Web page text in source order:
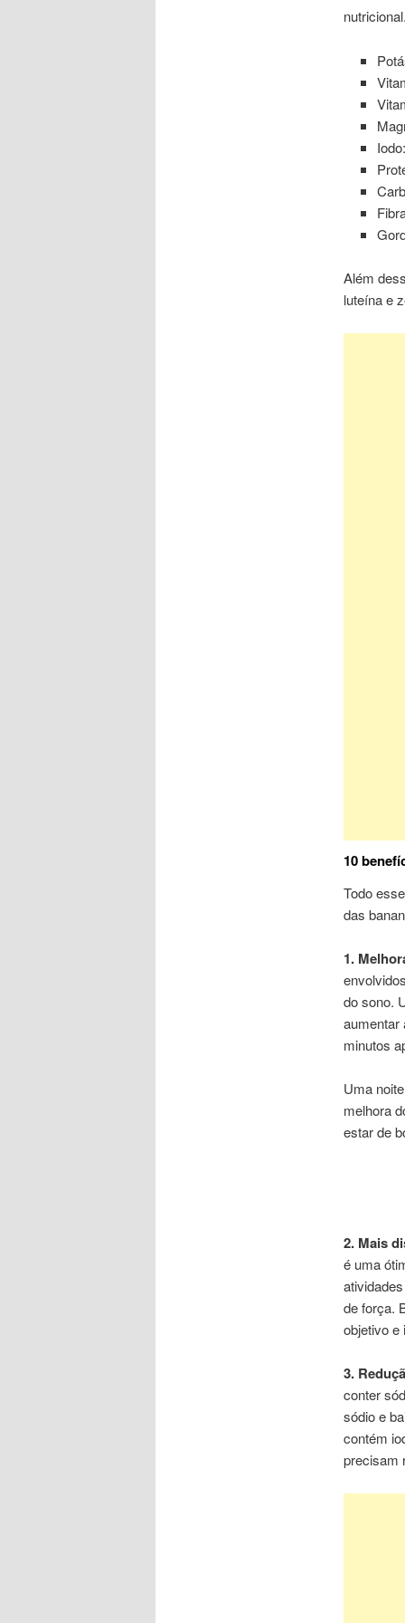
Além
luteína e
10
Todo
das
1.
do sono.
aumentar
minutos
Uma
melhora
estar de
2. Mais
é uma
de força.
objetivoe
3.
conter
sódio e
contém
precisam